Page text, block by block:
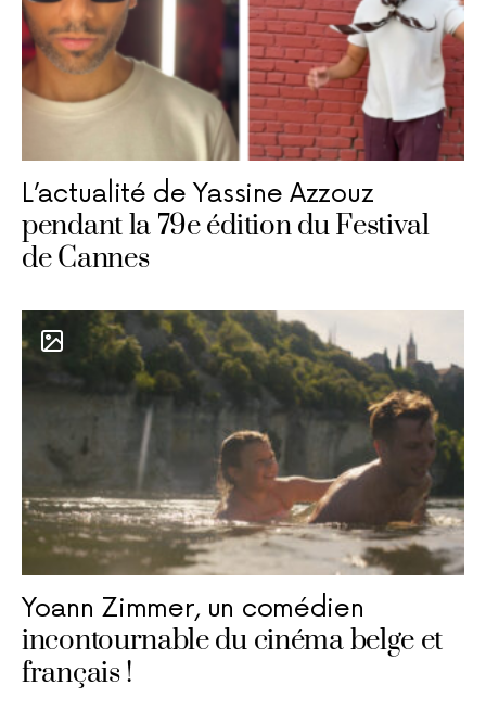
L’actualité de Yassine Azzouz
pendant la 79e édition du Festival
de Cannes
Yoann Zimmer, un comédien
incontournable du cinéma belge et
français !